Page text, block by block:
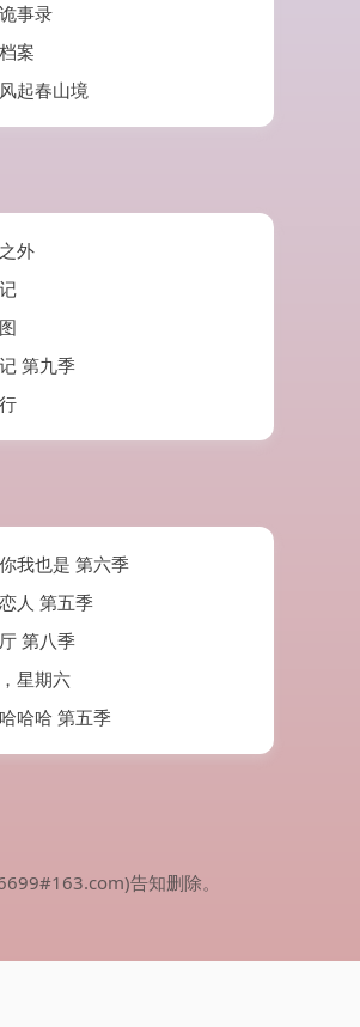
事录
案
起春山境
外
第九季
我也是 第六季
人 第五季
第八季
星期六
哈哈 第五季
告知删除。